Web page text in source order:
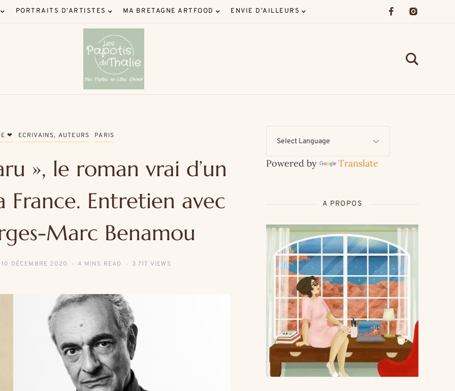
PORTRAITS D’ARTISTES MA BRETAGNE ARTFOOD ENVIE D’AILLEURS
❤ ECRIVAINS, AUTEURS PARIS
», le roman vrai d’un
Entretien avec
Marc Benamou
10 DÉCEMBRE 2020 4 MINS READ 3 717 VIEWS
Powered by Translate
A PROPOS